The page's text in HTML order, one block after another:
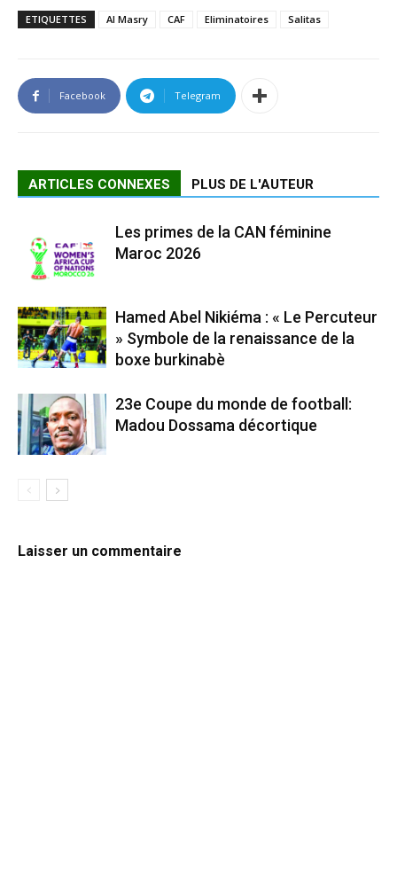
ETIQUETTES Al Masry CAF Eliminatoires Salitas
Facebook Telegram
ARTICLES CONNEXES PLUS DE L'AUTEUR
Les primes de la CAN féminine
Maroc 2026
Hamed Abel Nikiéma : « Le Percuteur
» Symbole de la renaissance de la
boxe burkinabè
23e Coupe du monde de football:
Madou Dossama décortique
Laisser un commentaire